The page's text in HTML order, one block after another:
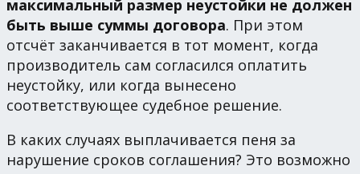
максимальный размер неустойки не должен
быть выше суммы договора. При этом
отсчёт заканчивается в тот момент, когда
производитель сам согласился оплатить
неустойку, или когда вынесено
соответствующее судебное решение.
В каких случаях выплачивается пеня за
нарушение сроков соглашения? Это возможно